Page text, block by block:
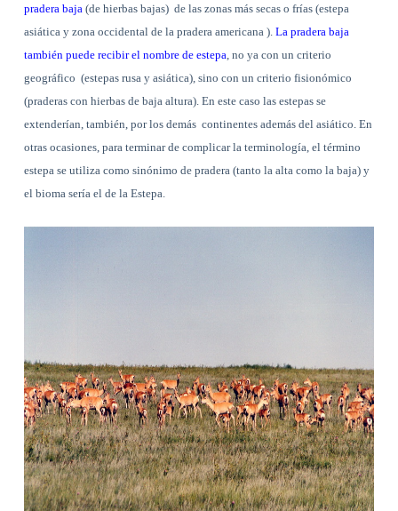
pradera baja (de hierbas bajas) de las zonas más secas o frías (estepa
asiática y zona occidental de la pradera americana ). La pradera baja
también puede recibir el nombre de estepa , no ya con un criterio
geográfico (estepas rusa y asiática), sino con un criterio fisionómico
(praderas con hierbas de baja altura). En este caso las estepas se
extenderían, también, por los demás continentes además del asiático. En
otras ocasiones, para terminar de complicar la terminología, el término
estepa se utiliza como sinónimo de pradera (tanto la alta como la baja) y
el bioma sería el de la Estepa.